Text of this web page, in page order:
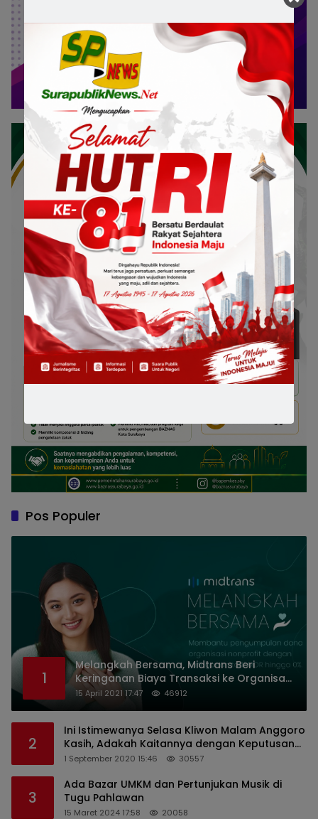
Pos Populer
1
Melangkah Bersama, Midtrans Beri
Keringanan Biaya Transaksi ke Organisasi
Nirlaba Indonesia
15 April 2021 17:47 46912
2
Ini Istimewanya Selasa Kliwon Malam Anggoro
Kasih, Adakah Kaitannya dengan Keputusan
PDIP?
1 September 2020 15:46 30557
3
Ada Bazar UMKM dan Pertunjukan Musik di
Tugu Pahlawan
15 Maret 2024 17:58 20058